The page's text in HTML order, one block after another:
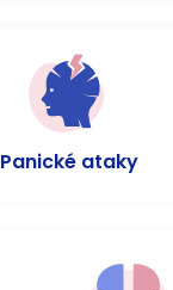
Panické ataky